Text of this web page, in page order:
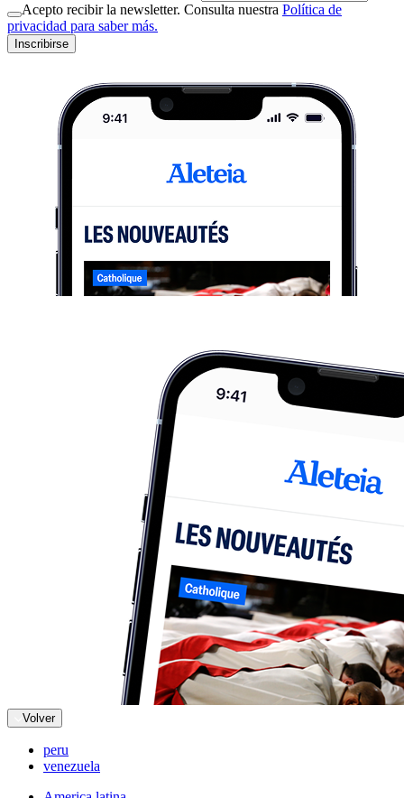
Acepto recibir la newsletter. Consulta nuestra Política de
privacidad para saber más.
Inscribirse
Volver
peru
venezuela